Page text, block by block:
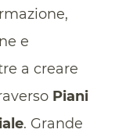
e
a creare
Piani
. Grande